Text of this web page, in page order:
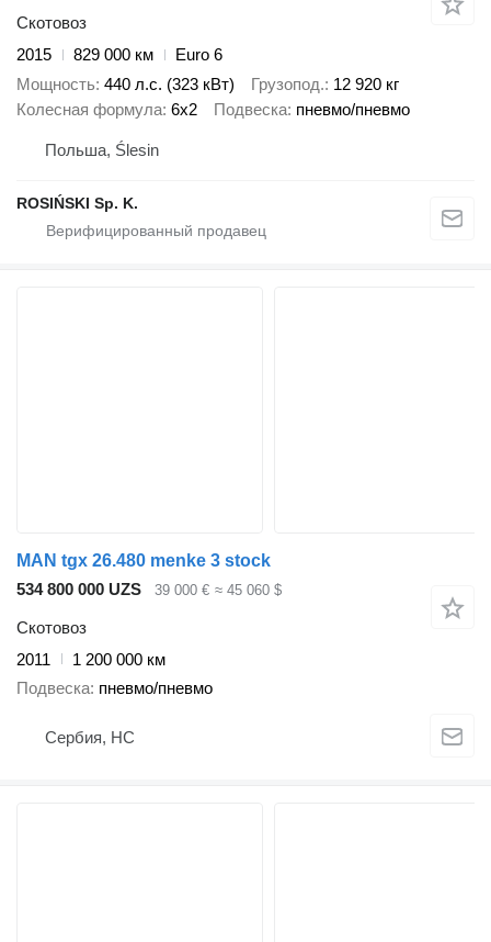
Скотовоз
2015
829 000 км
Euro 6
Мощность 440 л.с. (323 кВт) Грузопод. 12 920 кг
Колесная формула 6x2 Подвеска пневмо/пневмо
Польша, Ślesin
ROSIŃSKI Sp. K.
MAN tgx 26.480 menke 3 stock
534 800 000 UZS
39 000 € ≈ 45 060 $
Скотовоз
2011
1 200 000 км
Подвеска пневмо/пневмо
Сербия, НС